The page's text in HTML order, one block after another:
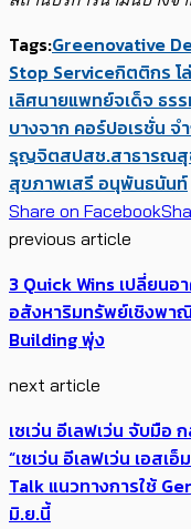
Tags:Greenovative
Stop Serviceกิตติกร โ
เลิศนายแพทย์จเด็จ ธร
บางจาก คอร์ปอเรชั่น จ
รุญจิตสปสช.สาธารณ
สุขภาพเสรี อนุพันธนันท์
Share on Facebook
previous article
3 Quick Wins เปลี่ยนอ
อสังหาริมทรัพย์เชิงพา
Building พุ่ง
next article
เซเว่น อีเลฟเว่น จับมื
“เซเว่น อีเลฟเว่น เอส
Talk แนวทางการใช้
มิ.ย.นี้